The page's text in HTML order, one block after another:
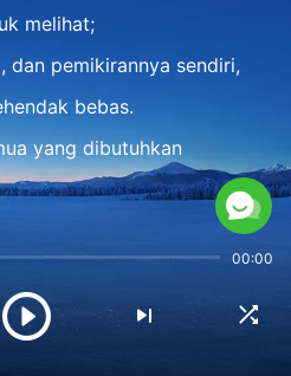
melihat;
dan pemikirannya sendiri,
bebas.
yang dibutuhkan
Tuhan berfirman,
maksud Tuhan,
Tuhan pun menaruh
00:00